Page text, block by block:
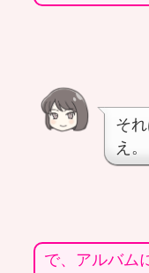
そ
え。
で、アルバム